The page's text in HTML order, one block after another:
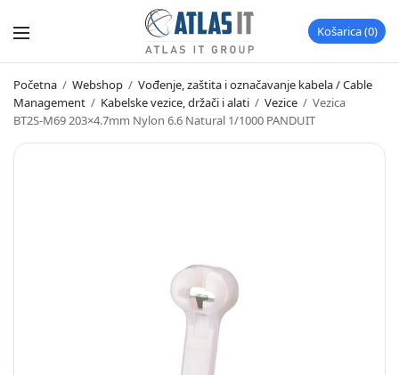
Košarica 0
Početna / Webshop / Vođenje, zaštita i označavanje kabela / Cable
Management / Kabelske vezice, držači i alati / Vezice / Vezica
BT2S-M69 203×4.7mm Nylon 6.6 Natural 1/1000 PANDUIT